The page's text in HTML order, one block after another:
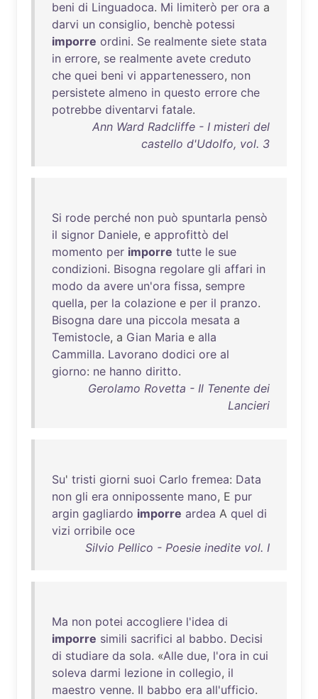
beni di Linguadoca. Mi limiterò per ora a
darvi un consiglio, benchè potessi
imporre ordini. Se realmente siete stata
in errore, se realmente avete creduto
che quei beni vi appartenessero, non
persistete almeno in questo errore che
potrebbe diventarvi fatale.
Ann Ward Radcliffe - I misteri del
castello d'Udolfo, vol. 3
Si rode perché non può spuntarla pensò
il signor Daniele, e approfittò del
momento per imporre tutte le sue
condizioni. Bisogna regolare gli affari in
modo da avere un'ora fissa, sempre
quella, per la colazione e per il pranzo.
Bisogna dare una piccola mesata a
Temistocle, a Gian Maria e alla
Cammilla. Lavorano dodici ore al
giorno: ne hanno diritto.
Gerolamo Rovetta - Il Tenente dei
Lancieri
Su' tristi giorni suoi Carlo fremea: Data
non gli era onnipossente mano, E pur
argin gagliardo imporre ardea A quel di
vizi orribile oce
Silvio Pellico - Poesie inedite vol. I
Ma non potei accogliere l'idea di
imporre simili sacrifici al babbo. Decisi
di studiare da sola. «Alle due, l'ora in cui
soleva darmi lezione in collegio, il
maestro venne. Il babbo era all'ufficio.